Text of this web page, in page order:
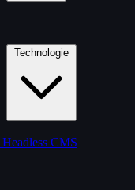
Headless CMS